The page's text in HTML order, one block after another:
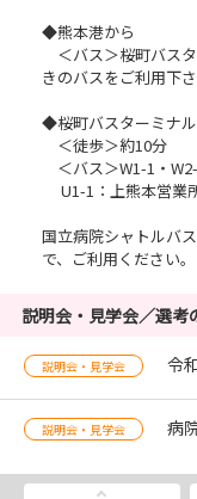
◆熊本港から
＜バス＞桜町バス
きのバスをご利用下さ
◆桜町バスターミナル
＜徒歩＞約10分
＜バス＞W1-1・
U1-1：上熊本営業
国立病院シャトルバ
で、ご利用ください。
説明会・見学会／選考
説明会・見学会 令
説明会・見学会 病